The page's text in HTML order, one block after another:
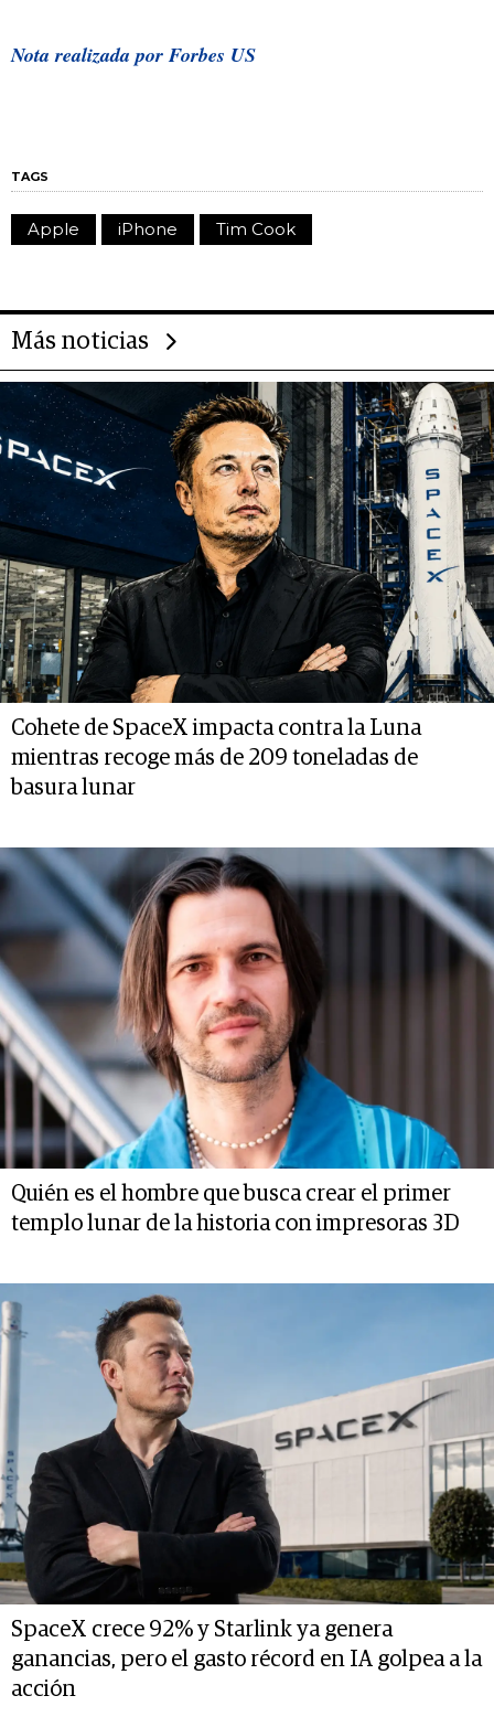
Nota realizada por Forbes US
TAGS
Apple iPhone Tim Cook
Más noticias
Cohete de SpaceX impacta contra la Luna
mientras recoge más de 209 toneladas de
basura lunar
Quién es el hombre que busca crear el primer
templo lunar de la historia con impresoras 3D
SpaceX crece 92% y Starlink ya genera
ganancias, pero el gasto récord en IA golpea a la
acción